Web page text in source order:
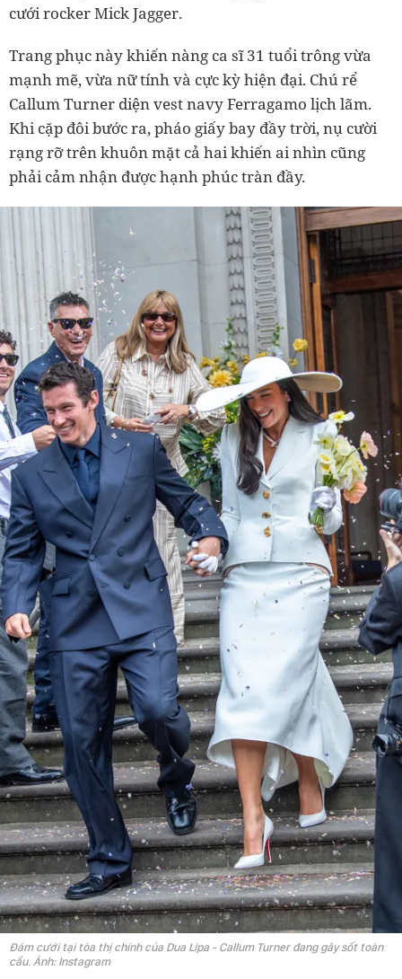
cưới rocker Mick Jagger.
Trang phục này khiến nàng ca sĩ 31 tuổi trông vừa
mạnh mẽ, vừa nữ tính và cực kỳ hiện đại. Chú rể
Callum Turner diện vest navy Ferragamo lịch lãm.
Khi cặp đôi bước ra, pháo giấy bay đầy trời, nụ cười
rạng rỡ trên khuôn mặt cả hai khiến ai nhìn cũng
phải cảm nhận được hạnh phúc tràn đầy.
Đám cưới tại tòa thị chính của Dua Lipa - Callum Turner đang gây sốt toàn
cầu. Ảnh: Instagram